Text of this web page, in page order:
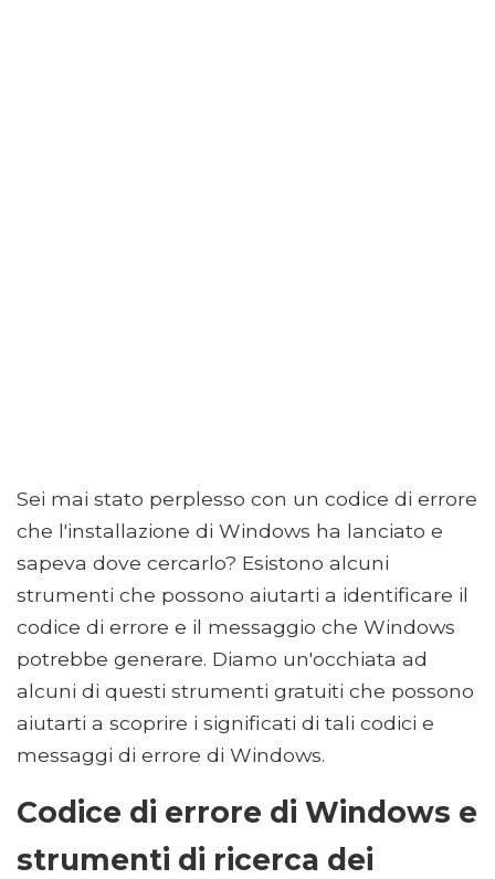
Sei mai stato perplesso con un codice di errore
che l'installazione di Windows ha lanciato e
sapeva dove cercarlo? Esistono alcuni
strumenti che possono aiutarti a identificare il
codice di errore e il messaggio che Windows
potrebbe generare. Diamo un'occhiata ad
alcuni di questi strumenti gratuiti che possono
aiutarti a scoprire i significati di tali codici e
messaggi di errore di Windows.
Codice di errore di Windows e
strumenti di ricerca dei